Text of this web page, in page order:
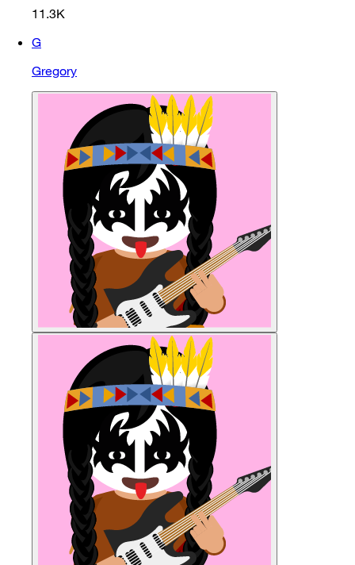
11.3K
G
Gregory